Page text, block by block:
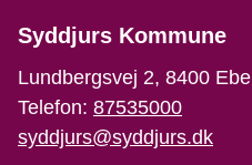
Syddjurs Kommune
Lundbergsvej 2, 8400
Telefon: 87535000
syddjurs@syddjurs.dk